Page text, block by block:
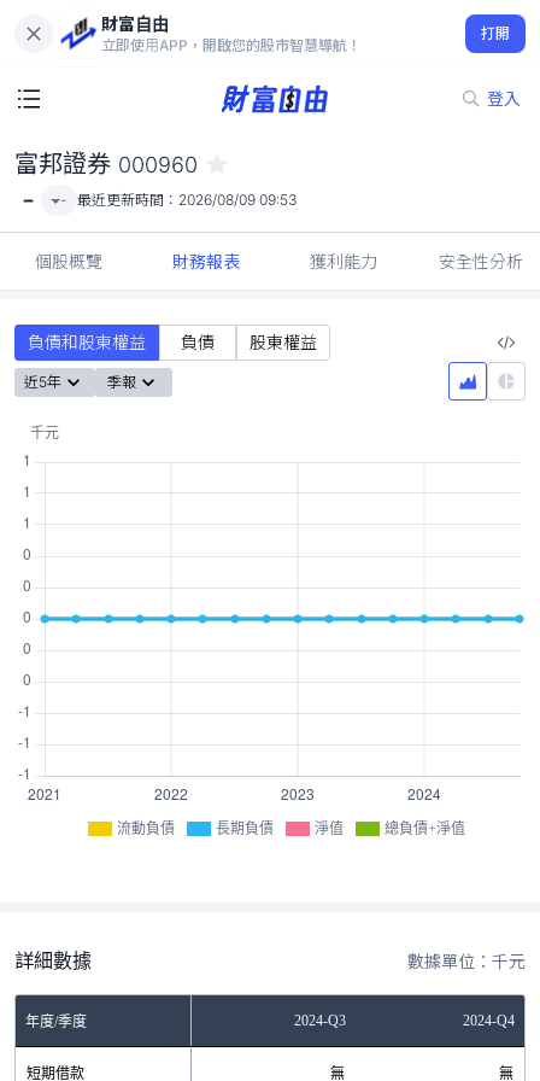
財富自由
立即使用APP，開啟您的股市智慧導航！
打開
登入
-
富邦證券 000960
- - 最近更新時間： 2026/08/09 09:53
個股概覽 財務報表 獲利能力 安全性分析
負債和股東權益 負債 股東權益
近5年 季報
流動負債 長期負債 淨值 總負債+淨值
詳細數據 數據單位：千元
年度/季度 2024-Q3 2024-Q4
短期借款 無 無